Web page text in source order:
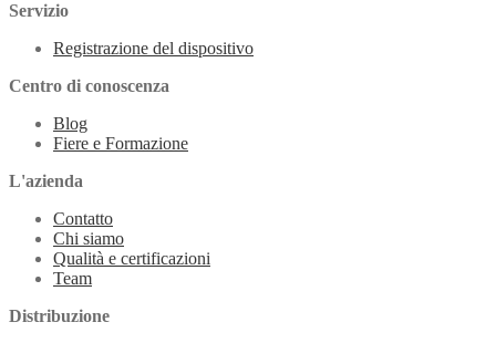
Servizio
Registrazione del dispositivo
Centro di conoscenza
Blog
Fiere e Formazione
L'azienda
Contatto
Chi siamo
Qualità e certificazioni
Team
Distribuzione